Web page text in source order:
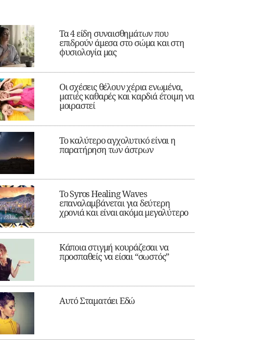
Τα 4 είδη συναισθημάτων που
επιδρούν άμεσα στο σώμα και στη
φυσιολογία μας
Οι σχέσεις θέλουν χέρια ενωμένα,
ματιές καθαρές και καρδιά έτοιμη να
μοιραστεί
Το καλύτερο αγχολυτικό είναι η
παρατήρηση των άστρων
Το Syros Healing Waves
επαναλαμβάνεται για δεύτερη
χρονιά και είναι ακόμα μεγαλύτερο
Κάποια στιγμή κουράζεσαι να
προσπαθείς να είσαι “σωστός”
Αυτό Σταματάει Εδώ